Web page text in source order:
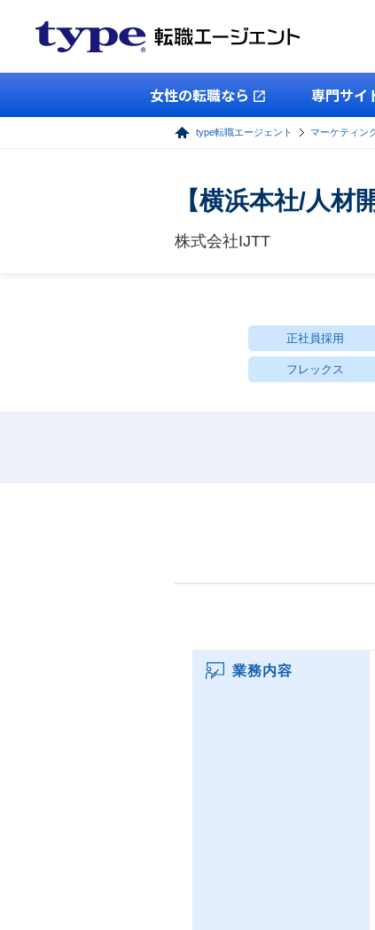
女性の転職なら 専門サイ
type転職エージェント マーケティン
【横浜本社/⼈
株式会社IJTT
正社員採用
フレックス
業務内容